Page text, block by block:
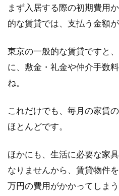
まず入居する際の初期費用
的な賃貸では、支払う金額が
東京の一般的な賃貸ですと
に、敷金・礼金や仲介手数
ね。
これだけでも、毎月の家賃
ほとんどです。
ほかにも、生活に必要な家
なりませんから、賃貸物件
万円の費用がかかってしまう